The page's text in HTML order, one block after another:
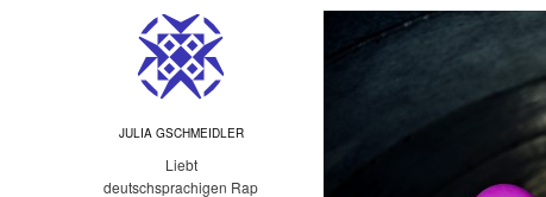
JULIA GSCHMEIDLER
Liebt
deutschsprachigen Rap